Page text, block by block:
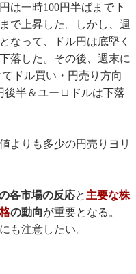
は一時100円半ばまで下
で上昇した。しかし、週
なって、ドル円は底堅く
落した。その後、週末に
ドル買い・円売り方向
後半＆ユーロドルは下落
よりも多少の円売りヨリ
各市場の反応と主要な株
の動向が重要となる。
にも注意したい。